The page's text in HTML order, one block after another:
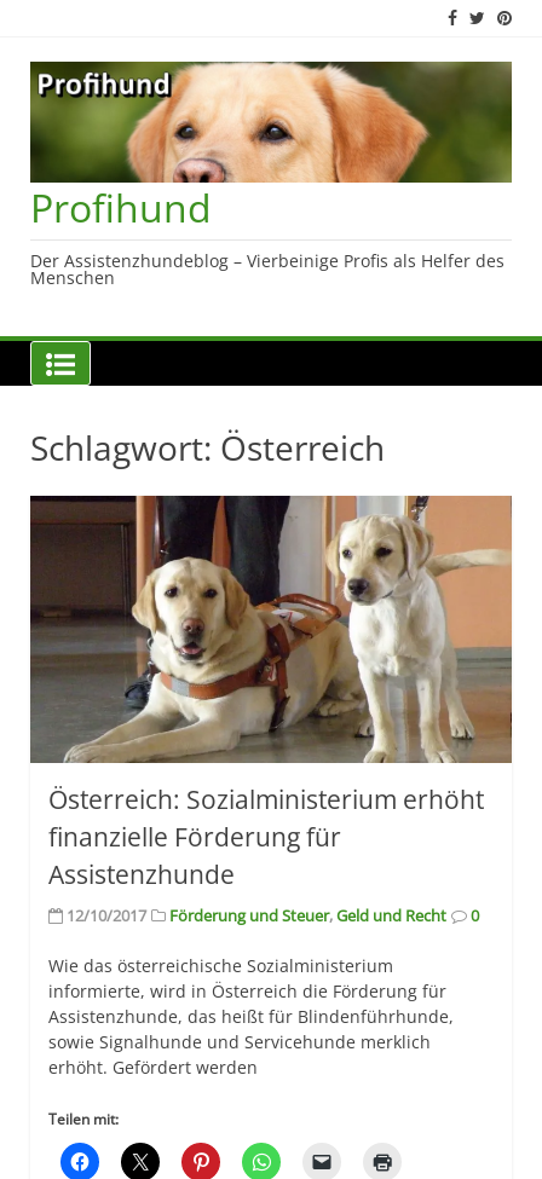
content
Profihund
Der Assistenzhundeblog – Vierbeinige Profis als Helfer des
Menschen
Schlagwort: Österreich
Österreich: Sozialministerium erhöht
finanzielle Förderung für
Assistenzhunde
12/10/2017 Förderung und Steuer,Geld und Recht 0
Wie das österreichische Sozialministerium
informierte, wird in Österreich die Förderung für
Assistenzhunde, das heißt für Blindenführhunde,
sowie Signalhunde und Servicehunde merklich
erhöht. Gefördert werden
Teilen mit: